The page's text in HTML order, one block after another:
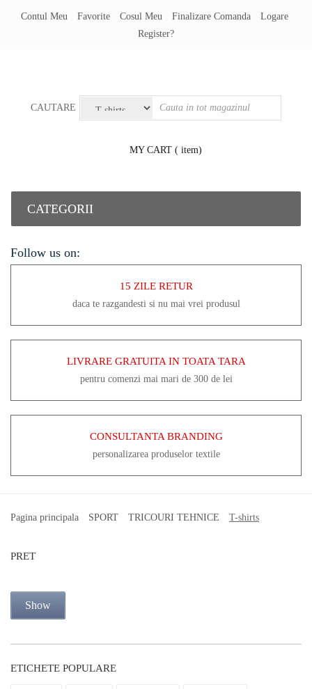
Contul Meu Favorite Cosul Meu Finalizare Comanda
Logare
Register?
CAUTARE
MY CART ( item)
CATEGORII
Follow us on:
15 ZILE RETUR
daca te razgandesti si nu mai vrei produsul
LIVRARE GRATUITA IN TOATA TARA
pentru comenzi mai mari de 300 de lei
CONSULTANTA BRANDING
personalizarea produselor textile
Pagina principala SPORT TRICOURI TEHNICE T-shirts
PRET
Show
ETICHETE POPULARE